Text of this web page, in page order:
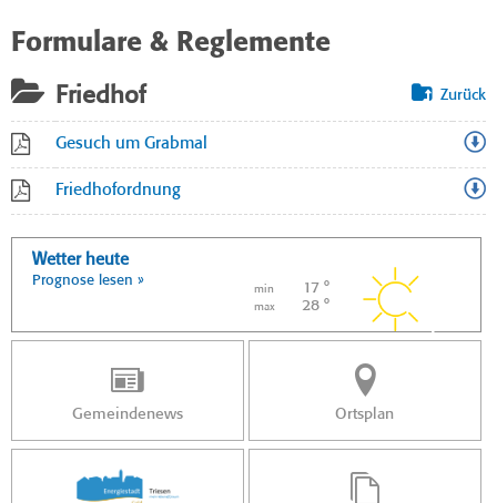
Formulare & Reglemente
Zurück
Friedhof
Gesuch um Grabmal
Friedhofordnung
Wetter heute
Prognose lesen »
min 17 °
max 28 °
Gemeindenews Ortsplan